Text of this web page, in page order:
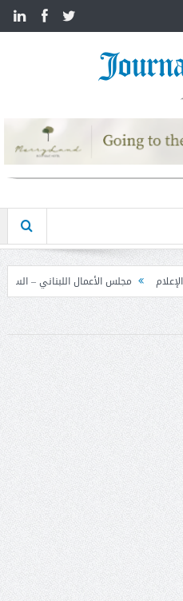
– السوري تابع نتائج زيارة دمشق